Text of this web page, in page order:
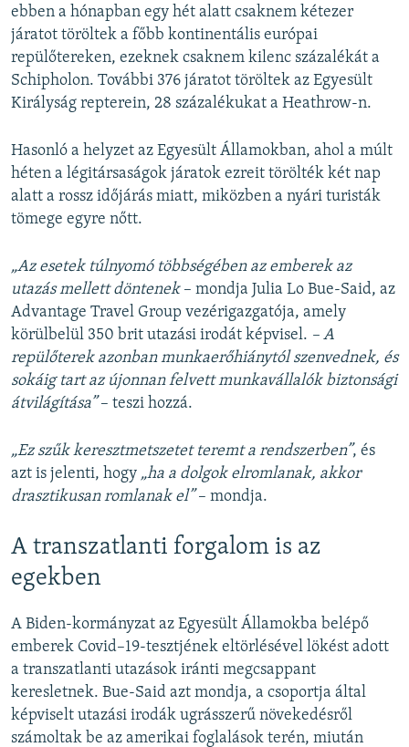
ebben a hónapban egy hét alatt csaknem kétezer
járatot töröltek a főbb kontinentális európai
repülőtereken, ezeknek csaknem kilenc százalékát a
Schipholon. További 376 járatot töröltek az Egyesült
Királyság repterein, 28 százalékukat a Heathrow-n.
Hasonló a helyzet az Egyesült Államokban, ahol a múlt
héten a légitársaságok járatok ezreit törölték két nap
alatt a rossz időjárás miatt, miközben a nyári turisták
tömege egyre nőtt.
„Az esetek túlnyomó többségében az emberek az
utazás mellett döntenek – mondja Julia Lo Bue-Said, az
Advantage Travel Group vezérigazgatója, amely
körülbelül 350 brit utazási irodát képvisel. – A
repülőterek azonban munkaerőhiánytól szenvednek, és
sokáig tart az újonnan felvett munkavállalók biztonsági
átvilágítása” – teszi hozzá.
„Ez szűk keresztmetszetet teremt a rendszerben”, és
azt is jelenti, hogy „ha a dolgok elromlanak, akkor
drasztikusan romlanak el” – mondja.
A transzatlanti forgalom is az
egekben
A Biden-kormányzat az Egyesült Államokba belépő
emberek Covid–19-tesztjének eltörlésével lökést adott
a transzatlanti utazások iránti megcsappant
keresletnek. Bue-Said azt mondja, a csoportja által
képviselt utazási irodák ugrásszerű növekedésről
számoltak be az amerikai foglalások terén, miután